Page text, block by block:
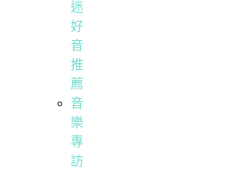
迷
好
音
推
薦
音
樂
專
訪